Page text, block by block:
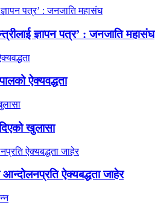
ज्ञापन पत्र’ : जनजाति महासंघ
ऐक्यवद्धता
खुलासा
ऐक्यबद्धता जाहेर